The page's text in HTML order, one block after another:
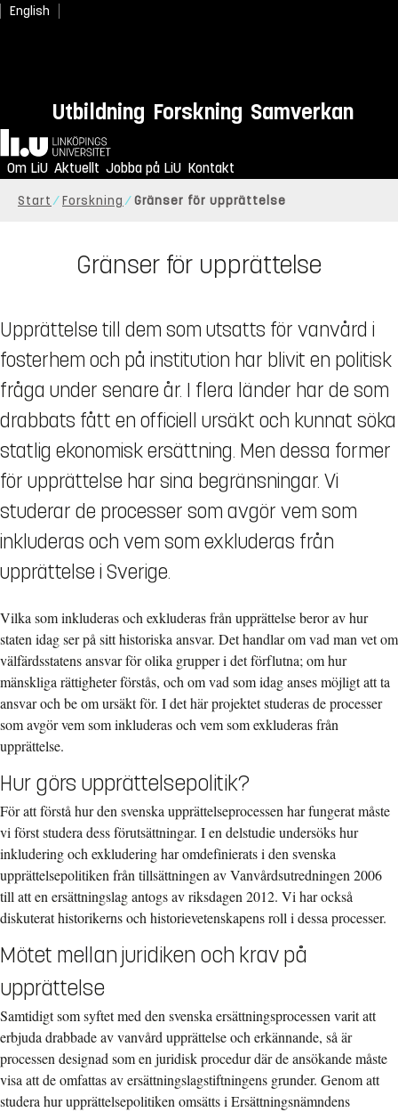
English
Utbildning Forskning Samverkan
Hem
Om LiU Aktuellt Jobba på LiU Kontakt
Start Forskning Gränser för upprättelse
Gränser för upprättelse
Upprättelse till dem som utsatts för vanvård i
fosterhem och på institution har blivit en politisk
fråga under senare år. I flera länder har de som
drabbats fått en officiell ursäkt och kunnat söka
statlig ekonomisk ersättning. Men dessa former
för upprättelse har sina begränsningar. Vi
studerar de processer som avgör vem som
inkluderas och vem som exkluderas från
upprättelse i Sverige.
Vilka som inkluderas och exkluderas från upprättelse beror av hur
staten idag ser på sitt historiska ansvar. Det handlar om vad man vet om
välfärdsstatens ansvar för olika grupper i det förflutna; om hur
mänskliga rättigheter förstås, och om vad som idag anses möjligt att ta
ansvar och be om ursäkt för. I det här projektet studeras de processer
som avgör vem som inkluderas och vem som exkluderas från
upprättelse.
Hur görs upprättelsepolitik?
För att förstå hur den svenska upprättelseprocessen har fungerat måste
vi först studera dess förutsättningar. I en delstudie undersöks hur
inkludering och exkludering har omdefinierats i den svenska
upprättelsepolitiken från tillsättningen av Vanvårdsutredningen 2006
till att en ersättningslag antogs av riksdagen 2012. Vi har också
diskuterat historikerns och historievetenskapens roll i dessa processer.
Mötet mellan juridiken och krav på
upprättelse
Samtidigt som syftet med den svenska ersättningsprocessen varit att
erbjuda drabbade av vanvård upprättelse och erkännande, så är
processen designad som en juridisk procedur där de ansökande måste
visa att de omfattas av ersättningslagstiftningens grunder. Genom att
studera hur upprättelsepolitiken omsätts i Ersättningsnämndens